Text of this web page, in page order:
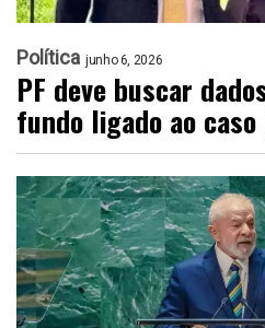
Política junho 6, 2026
PF deve buscar
fundo ligado ao